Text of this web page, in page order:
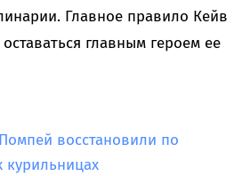
Главное правило Кейв
главным героем ее
восстановили по
курильницах